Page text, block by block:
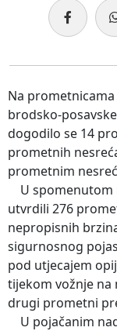
Na
brodsko-
dogodilo se 14
prometnih
prometnim
U spomenutom
utvrdili 276
nepropisnih
sigurnosnog
pod utjecajem
tijekom vožnje na
drugi prometni
U pojačanim